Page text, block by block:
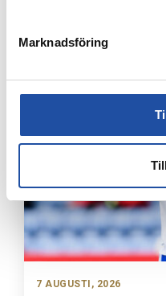
Marknadsföring
IFK-TRUPPEN MOT IK BRAGE
7 AUGUSTI, 2026